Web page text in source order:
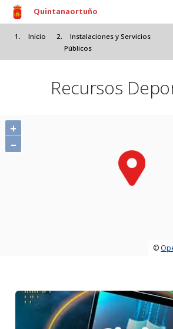
Pasar al contenido
Quintanaortuño
Inicio
Instalaciones y Servicios
Públicos
Recursos
+
–
©